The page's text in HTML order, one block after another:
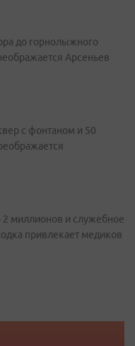
до горнолыжного
Арсеньев
с фонтаном и 50
миллионов и служебное
привлекает медиков